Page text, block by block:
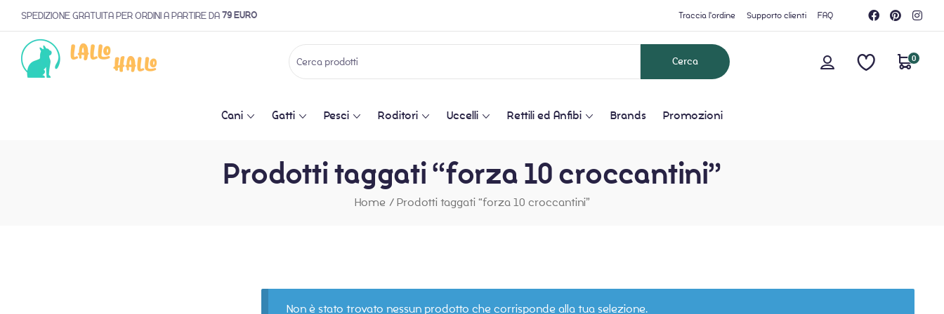
SPEDIZIONE GRATUITA PER ORDINI A PARTIRE DA79 EURO Traccia l'ordine Supporto clienti FAQ
0
Cani Gatti Pesci Roditori Uccelli Rettili ed Anfibi Brands Promozioni
Prodotti taggati “forza 10 croccantini”
Home / Prodotti taggati “forza 10 croccantini”
Non è stato trovato nessun prodotto che corrisponde alla tua selezione.